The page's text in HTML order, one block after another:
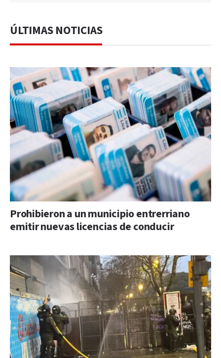
ÚLTIMAS NOTICIAS
Prohibieron a un municipio entrerriano
emitir nuevas licencias de conducir